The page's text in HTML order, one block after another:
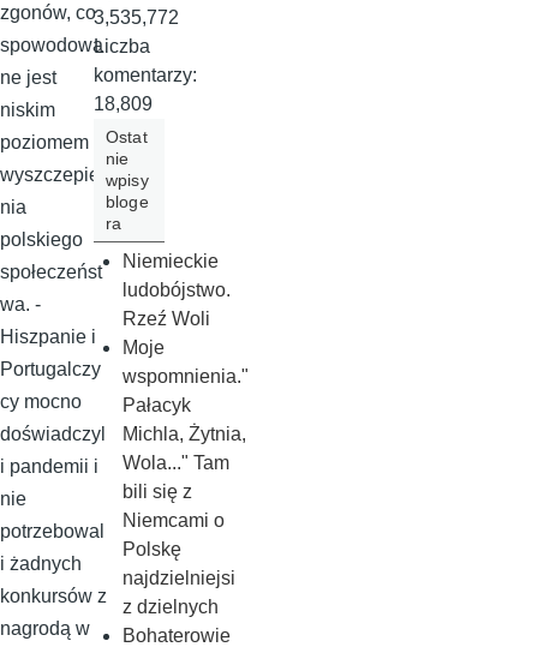
zgonów, co
spowodowa
ne jest
niskim
poziomem
wyszczepie
nia
polskiego
społeczeńst
wa. -
Hiszpanie i
Portugalczy
cy mocno
doświadczyl
i pandemii i
nie
potrzebowal
i żadnych
konkursów z
nagrodą w
3,535,772
Liczba
komentarzy:
18,809
Ostat
nie
wpisy
bloge
ra
Niemieckie
ludobójstwo.
Rzeź Woli
Moje
wspomnienia."
Pałacyk
Michla, Żytnia,
Wola..." Tam
bili się z
Niemcami o
Polskę
najdzielniejsi
z dzielnych
Bohaterowie